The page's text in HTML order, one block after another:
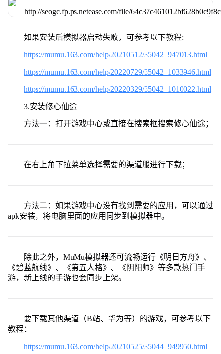
如果安装后模拟器启动失败，可参考以下教程:
https://mumu.163.com/help/20210512/35042_947013.html
https://mumu.163.com/help/20220729/35042_1033946.html
https://mumu.163.com/help/20220329/35042_1010022.html
3.安装修心仙途
方法一：打开游戏中心或直接在搜索框搜索修心仙途；
在右上角下拉菜单选择需要的渠道服进行下载；
方法二：如果游戏中心没有找到需要的应用，可以通过
apk安装，将电脑里面的应用同步到模拟器中。
除此之外，MuMu模拟器还可流畅运行《明日方舟》、
《碧蓝航线》、《第五人格》、《阴阳师》等多款热门手
游，新上线的手游也会同步上架。
要下载其他渠道（B站、华为等）的游戏，可参考以下
教程：
https://mumu.163.com/help/20210525/35044_949950.html